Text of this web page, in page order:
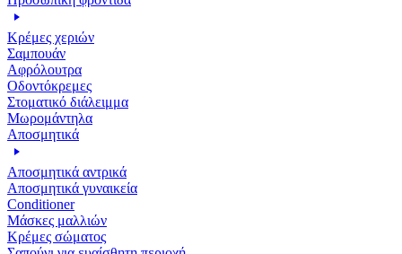
Κρέμες χεριών
Σαμπουάν
Αφρόλουτρα
Οδοντόκρεμες
Στοματικό διάλειμμα
Μωρομάντηλα
Αποσμητικά
Αποσμητικά αντρικά
Αποσμητικά γυναικεία
Conditioner
Μάσκες μαλλιών
Κρέμες σώματος